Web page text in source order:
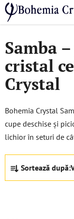
Treci
conținut
Acasă
/ Colecții populare
Samba
cristal
Crystal
Bohemia Crystal
cupe deschise și
lichior în seturi de
S
l
Sortează după: